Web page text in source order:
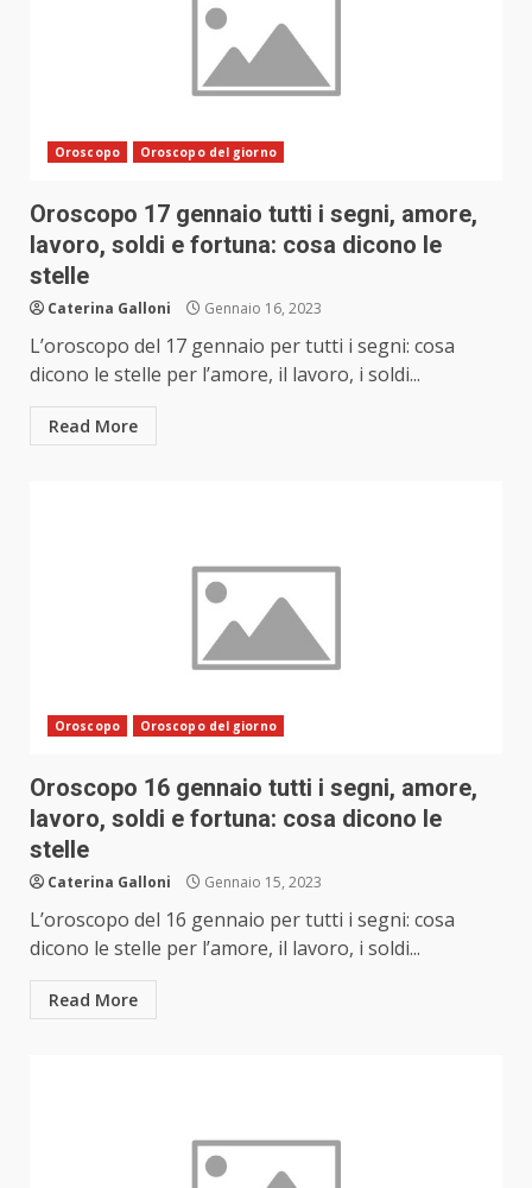
Oroscopo Oroscopo del giorno
Oroscopo 17 gennaio tutti i segni, amore,
lavoro, soldi e fortuna: cosa dicono le
stelle
Caterina Galloni Gennaio 16, 2023
L’oroscopo del 17 gennaio per tutti i segni: cosa
dicono le stelle per l’amore, il lavoro, i soldi...
Read More
Oroscopo Oroscopo del giorno
Oroscopo 16 gennaio tutti i segni, amore,
lavoro, soldi e fortuna: cosa dicono le
stelle
Caterina Galloni Gennaio 15, 2023
L’oroscopo del 16 gennaio per tutti i segni: cosa
dicono le stelle per l’amore, il lavoro, i soldi...
Read More